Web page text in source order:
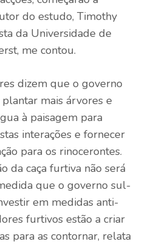
do estudo, Timothy
da Universidade de
me contou.
dizem que o governo
mais árvores e
à paisagem para
interações e fornecer
para os rinocerontes.
da caça furtiva não será
que o governo sul-
em medidas anti-
furtivos estão a criar
para as contornar, relata